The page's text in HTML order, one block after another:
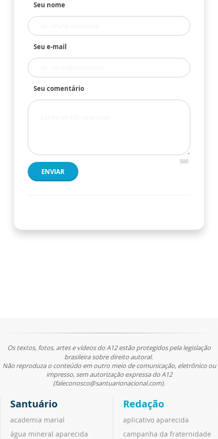
Seu nome
Seu e-mail
Seu comentário
500
ENVIAR
Os textos, fotos, artes e vídeos do A12 estão protegidos pela legislação
brasileira sobre direito autoral.
Não reproduza o conteúdo em outro meio de comunicação, eletrônico ou
impresso, sem autorização expressa do A12
(faleconosco@santuarionacional.com).
Santuário
academia marial
água mineral aparecida
Redação
aplicativo aparecida
campanha da fraternidade